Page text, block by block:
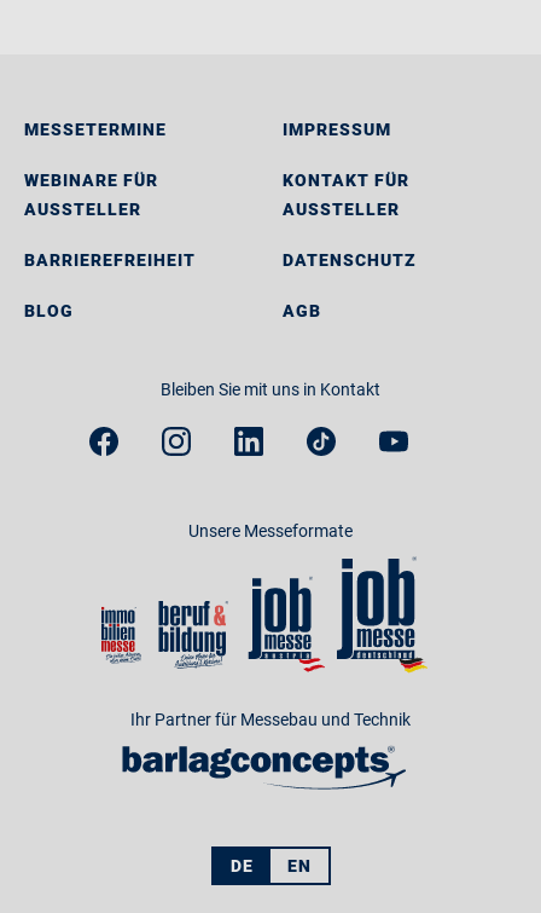
MESSETERMINE
WEBINARE FÜR
AUSSTELLER
BARRIEREFREIHEIT
BLOG
IMPRESSUM
KONTAKT FÜR
AUSSTELLER
DATENSCHUTZ
AGB
Bleiben Sie mit uns in Kontakt
Unsere Messeformate
Ihr Partner für Messebau und Technik
DE EN